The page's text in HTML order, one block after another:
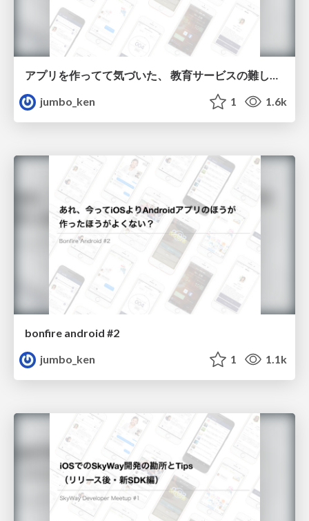
アプリを作ってて気づいた、 教育サービスの難しいところ
jumbo_ken
1 1.6k
bonfire android #2
jumbo_ken
1 1.1k